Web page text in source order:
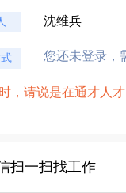
沈维兵
您还未登录，
，请说是在通才人
扫一扫找工作